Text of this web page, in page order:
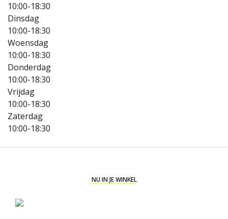
10:00-18:30
Dinsdag
10:00-18:30
Woensdag
10:00-18:30
Donderdag
10:00-18:30
Vrijdag
10:00-18:30
Zaterdag
10:00-18:30
NU IN JE WINKEL